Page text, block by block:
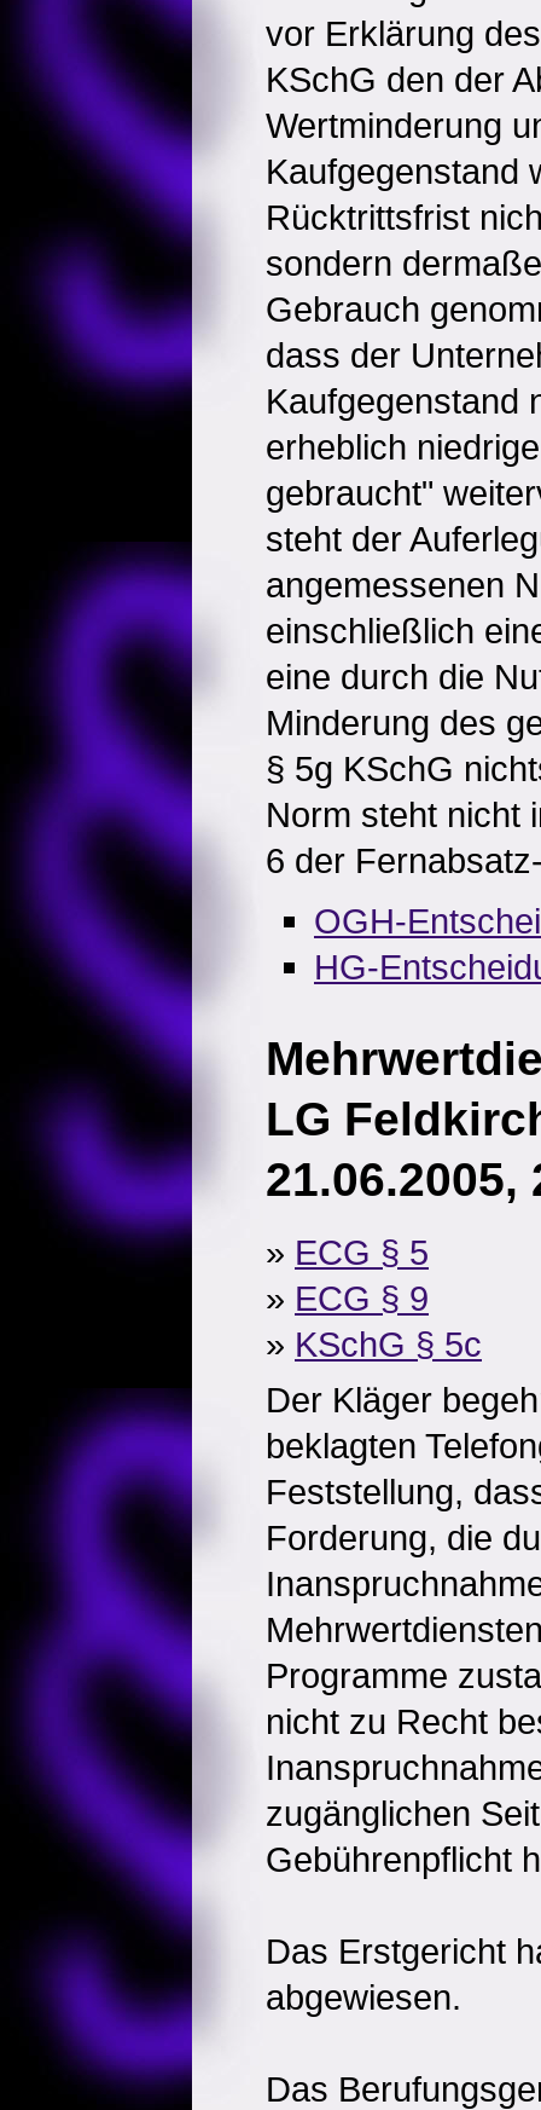
vor Erklärung
KSchG den der
Wertminderung
Kaufgegenstand
Rücktrittsfrist
sondern
Gebrauch
dass der
Kaufgegenstand
erheblich
gebraucht"
steht der
angemessenen
einschließlich
eine durch die
Minderung des
§ 5g KSchG
Norm steht nicht
6 der
OGH-
HG-
LG
21.06.2005,
» ECG § 5
» ECG § 9
» KSchG § 5c
Der Kläger
beklagten
Feststellung,
Forderung, die
Programme
nicht zu Recht
zugänglichen
Gebührenpflicht
Das Erstgericht
abgewiesen.
Das